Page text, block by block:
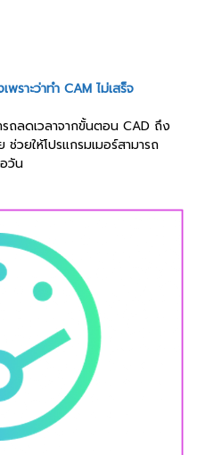
ราะว่าทำ CAM ไม่เสร็จ
ถลดเวลาจากขั้นตอน CAD ถึง
วยให้โปรแกรมเมอร์สามารถ
วัน